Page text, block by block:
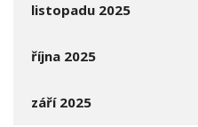
listopadu 2025
října 2025
září 2025